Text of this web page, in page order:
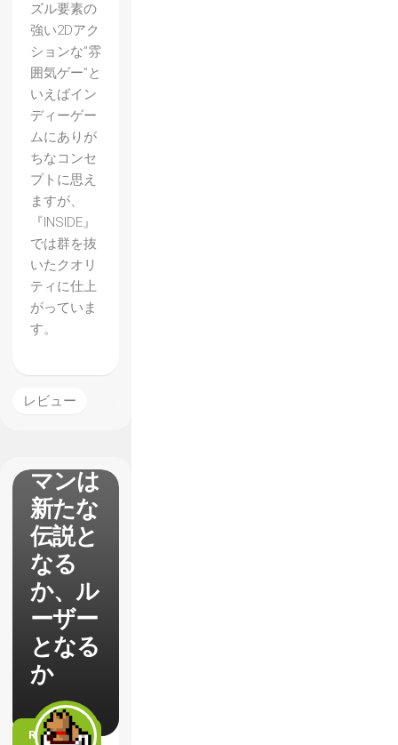
ズル要素の
強い2Dアク
ションな”雰
囲気ゲー”と
いえばイン
ディーゲー
ムにありが
ちなコンセ
プトに思え
ますが、
『INSIDE』
では群を抜
いたクオリ
ティに仕上
がっていま
す。
レビュー
【Migh
ty
No.9】
レビュ
ー 加
マンは
新たな
伝説と
なる
か、ル
ーザー
となる
か
READ